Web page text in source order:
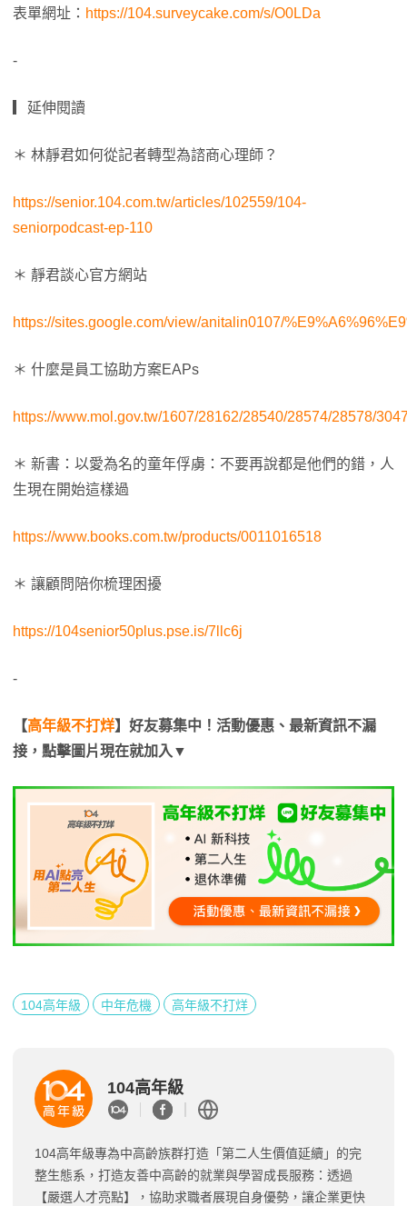
表單網址： https://104.surveycake.com/s/O0LDa
-
▎延伸閱讀
＊ 林靜君如何從記者轉型為諮商心理師？
https://senior.104.com.tw/articles/102559/104-
seniorpodcast-ep-110
＊ 靜君談心官方網站
https://sites.google.com/view/anitalin0107/
＊ 什麼是員工協助方案EAPs
https://www.mol.gov.tw/1607/28162/28540/28574/28578/
＊ 新書：以愛為名的童年俘虜：不要再說都是他們的錯，人
生現在開始這樣過
https://www.books.com.tw/products/0011016518
＊ 讓顧問陪你梳理困擾
https://104senior50plus.pse.is/7llc6j
-
【高年級不打烊】好友募集中！活動優惠、最新資訊不漏
接，點擊圖片現在就加入▼
104高年級 中年危機 高年級不打烊
104高年級
104高年級專為中高齡族群打造「第二人生價值延續」的完
整生態系，打造友善中高齡的就業與學習成長服務：透過
【嚴選人才亮點】，協助求職者展現自身優勢，讓企業更快